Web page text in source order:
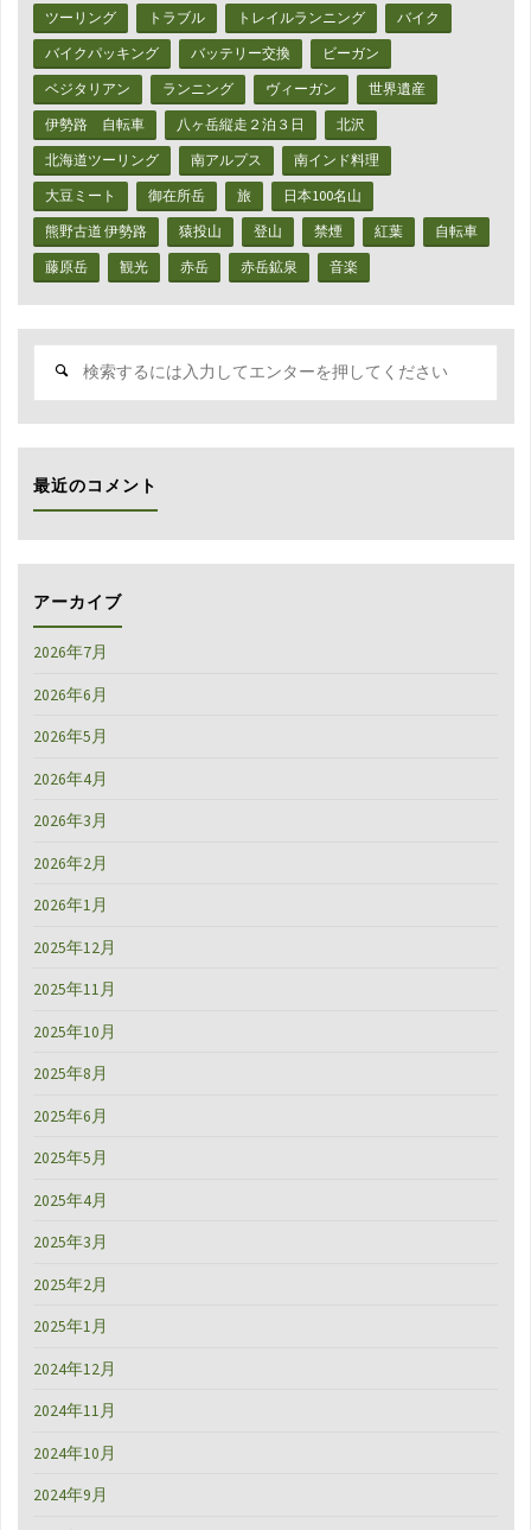
ャ
ツ"
い！
か
い！
化
繊
の
識
覆
Enlightened
ツーリング
トラブル トレイルランニング
バイク
バイクパッキング
バッテリー交換
ビーガン
ベジタリアン
ランニング ヴィーガン
世界遺産
伊勢路 自転車
八ヶ岳縦走２泊３日
北沢
北海道ツーリング
南アルプス
南インド料理
大豆ミート
御在所岳 旅
日本100名山
熊野古道 伊勢路
猿投山 登山 禁煙 紅葉
自転車
藤原岳
観光 赤岳 赤岳鉱泉 音楽
象:
最近のコメント
アーカイブ
2026年7月
2026年6月
2026年5月
2026年4月
2026年3月
2026年2月
2026年1月
2025年12月
2025年11月
2025年10月
2025年8月
2025年6月
2025年5月
2025年4月
2025年3月
2025年2月
2025年1月
2024年12月
2024年11月
2024年10月
2024年9月